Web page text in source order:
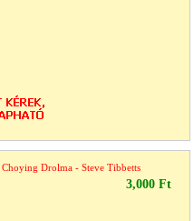
Choying Drolma - Steve Tibbetts
3,000 Ft